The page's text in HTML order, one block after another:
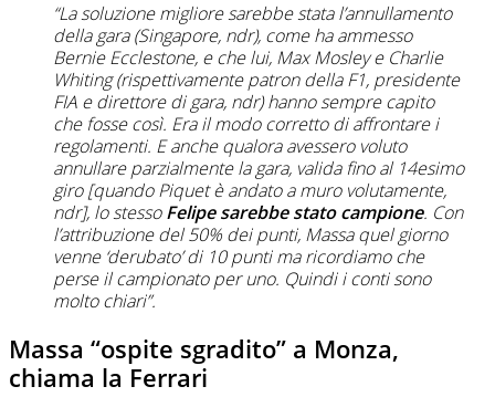
“La soluzione migliore sarebbe stata l’annullamento
della gara (Singapore, ndr), come ha ammesso
Bernie Ecclestone, e che lui, Max Mosley e Charlie
Whiting (rispettivamente patron della F1, presidente
FIA e direttore di gara, ndr) hanno sempre capito
che fosse così. Era il modo corretto di affrontare i
regolamenti. E anche qualora avessero voluto
annullare parzialmente la gara, valida fino al 14esimo
giro [quando Piquet è andato a muro volutamente,
ndr], lo stessoFelipe sarebbe stato campione. Con
l’attribuzione del 50% dei punti, Massa quel giorno
venne ‘derubato’ di 10 punti ma ricordiamo che
perse il campionato per uno. Quindi i conti sono
molto chiari”.
Massa “ospite sgradito” a Monza,
chiama la Ferrari